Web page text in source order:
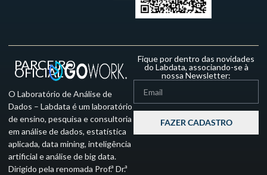
PARCEIRO
OFICIAL
O Laboratório de Análise de
Dados – Labdata é um laboratório
de ensino, pesquisa e consultoria
em análise de dados, estatística
aplicada, data mining, inteligência
artificial e análise de big data.
Dirigido pela renomada Prof.ª Dr.ª
Fique por dentro das novidades
do Labdata, associando-se à
nossa Newsletter:
FAZER CADASTRO